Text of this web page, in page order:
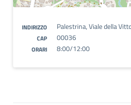
INDIRIZZO Palestrina, Viale della
CAP 00036
ORARI 8:00/12:00